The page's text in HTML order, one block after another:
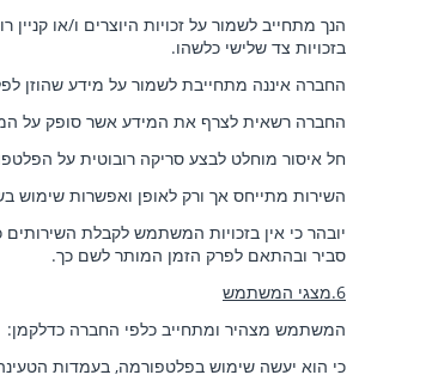
הנך מתחייב לשמור על זכויות היוצרים ו/או
בזכויות צד שלישי כלשהו.
החברה איננה מתחייבת לשמור על מידע שהוזן
החברה רשאית לצרף את המידע אשר סופק על
חל איסור מוחלט לבצע סריקה רובוטית על
השירות מתייחס אך ורק לאופן ואפשרות שימוש
יובהר כי אין בזכויות המשתמש לקבלת
סביר ובהתאם לפרק הזמן המותר לשם כך.
6.מצגי המשתמש
המשתמש מצהיר ומתחייב כלפי החברה כדלקמן:
כי הוא יעשה שימוש בפלטפורמה, בעמדות